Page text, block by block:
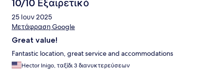
10/10 Εξαιρετικό
25 Ιουν 2025
Μετάφραση Google
Great value!
Fantastic location, great service and accommodations
Hector Inigo, ταξίδι 3 διανυκτερεύσεων